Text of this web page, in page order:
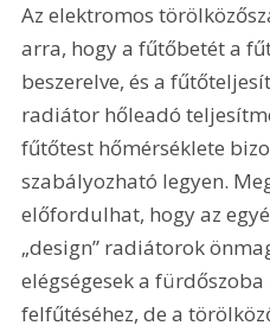
Az elektromos
arra, hogy a fűtőbetét a
beszerelve, és a
radiátor hőleadó
fűtőtest hőmérséklete
szabályozható legyen.
előfordulhat, hogy az
„design” radiátorok
elégségesek a
felfűtéséhez, de a